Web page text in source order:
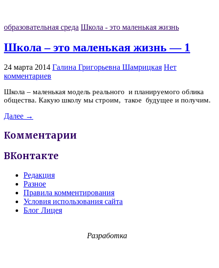
образовательная среда Школа - это маленькая жизнь
Школа – это маленькая жизнь — 1
24 марта 2014 Галина Григорьевна Шамрицкая Нет
комментариев
Школа – маленькая модель реального и планируемого облика
общества. Какую школу мы строим, такое будущее и получим.
Далее →
Комментарии
ВКонтакте
Редакция
Разное
Правила комментирования
Условия использования сайта
Блог Лицея
Разработка